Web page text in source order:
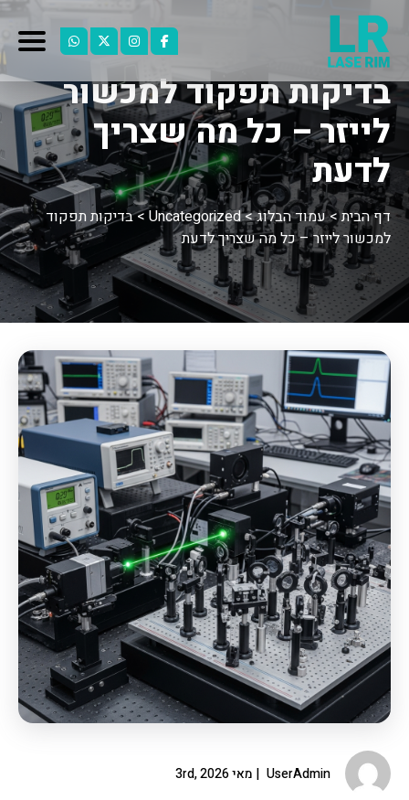
בדיקות תפקוד למכשור
לייזר – כל מה שצריך
לדעת
דף הבית>עמוד הבלוג>
Uncategorized
>בדיקות תפקוד
למכשור לייזר – כל מה שצריך לדעת
UserAdmin מאי 3rd, 2026